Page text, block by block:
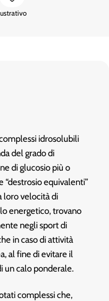
idrosolubili
del grado di
di glucosio più o
“destrosio equivalenti”
loro velocità di
energetico, trovano
negli sport di
in caso di attività
al fine di evitare il
un calo ponderale.
complessi che,